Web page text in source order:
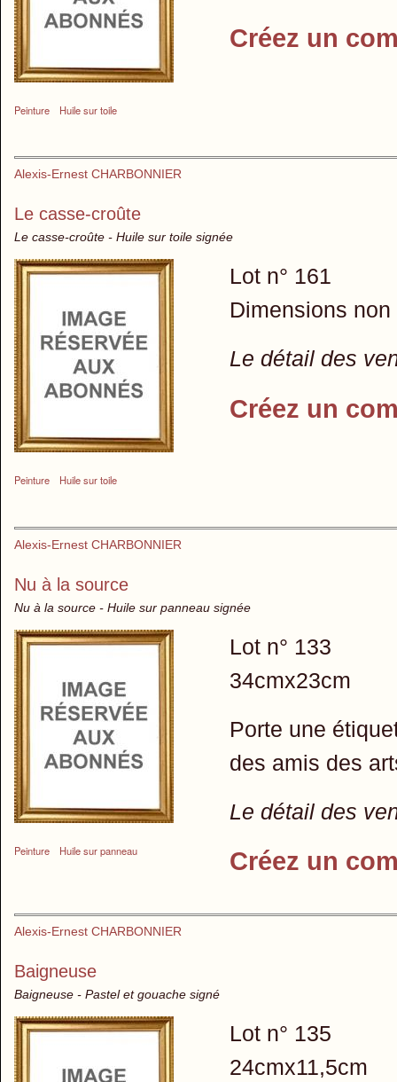
Peinture Huile sur toile
Créez un
Alexis-Ernest CHARBONNIER
Le casse-croûte
Le casse-croûte - Huile sur toile signée
Peinture Huile sur toile
Lot n° 161
Dimensions
Le détail des
Créez un
Alexis-Ernest CHARBONNIER
Nu à la source
Nu à la source - Huile sur panneau signée
Peinture Huile sur panneau
Lot n° 133
34cmx23cm
Porte une
des amis des
Le détail des
Créez un
Alexis-Ernest CHARBONNIER
Baigneuse
Baigneuse - Pastel et gouache signé
Lot n° 135
24cmx11,5cm